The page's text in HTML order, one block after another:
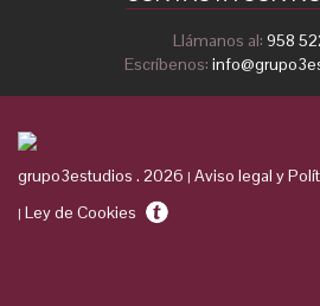
Llámanos al: 958
Escríbenos:
grupo3estudios . 2026 | Aviso legal y
| Ley de Cookies